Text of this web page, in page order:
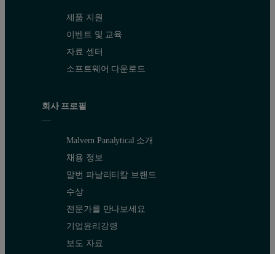
표 1: Malvern MicroCal VP-DSC와 Malvern MicroCal VP-
활성 셀 용량
필요한 일반적인 최소 단백질 농도
최대 스캔 속도
제품 지원
이벤트 및 교육
자료 센터
소프트웨어 다운로드
회사 프로필
Malvern Panalytical 소개
채용 정보
말번 파날리티칼 브랜드
수상
전문가를 만나보세요
기업윤리강령
보도 자료